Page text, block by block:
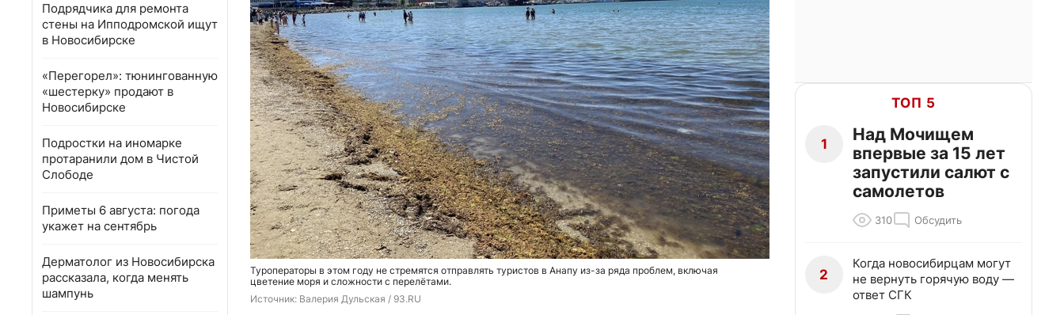
Подрядчика для ремонта
стены на Ипподромской ищут
в Новосибирске
«Перегорел»: тюнингованную
«шестерку» продают в
Новосибирске
Подростки на иномарке
протаранили дом в Чистой
Слободе
Приметы 6 августа: погода
укажет на сентябрь
Дерматолог из Новосибирска
рассказала, когда менять
шампунь
Туроператоры в этом году не стремятся отправлять туристов в Анапу из-за ряда проблем, включая
цветение моря и сложности с перелётами.
Источник: Валерия Дульская / 93.RU
ТОП 5
1
Над Мочищем
впервые за 15 лет
запустили салют с
самолетов
310 Обсудить
2
Когда новосибирцам могут
не вернуть горячую воду —
ответ СГК